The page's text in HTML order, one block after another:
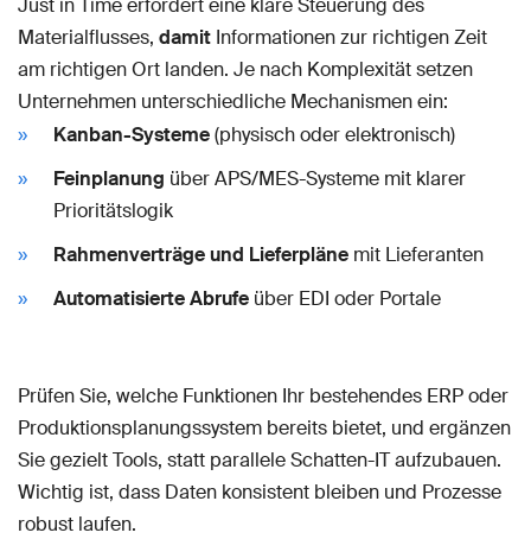
Just in Time erfordert eine klare Steuerung des
Materialflusses, damit Informationen zur richtigen Zeit
am richtigen Ort landen. Je nach Komplexität setzen
Unternehmen unterschiedliche Mechanismen ein:
Kanban-Systeme(physisch oder elektronisch)
Feinplanung über APS/MES-Systeme mit klarer
Prioritätslogik
Rahmenverträge und Lieferpläne mit Lieferanten
Automatisierte Abrufe über EDI oder Portale
Prüfen Sie, welche Funktionen Ihr bestehendes ERP oder
Produktionsplanungssystem bereits bietet, und ergänzen
Sie gezielt Tools, statt parallele Schatten-IT aufzubauen.
Wichtig ist, dass Daten konsistent bleiben und Prozesse
robust laufen.